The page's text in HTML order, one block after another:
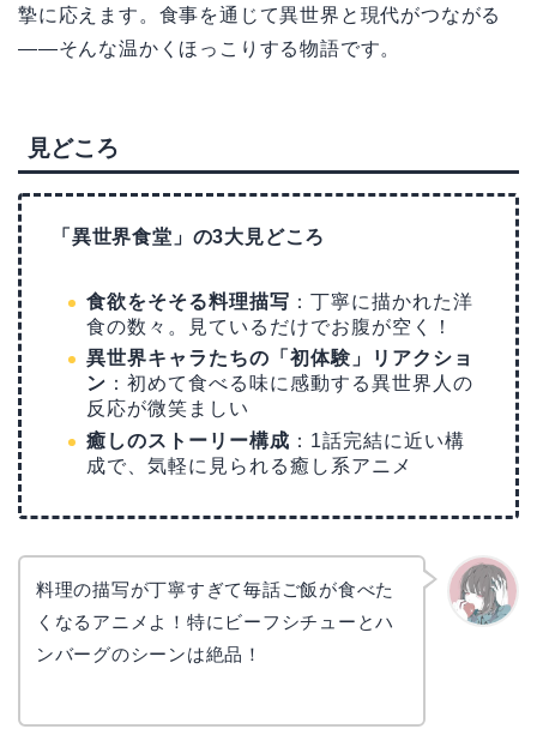
摯に応えます。食事を通じて異世界と現代がつながる
——そんな温かくほっこりする物語です。
見どころ
「異世界食堂」の3大見どころ
食欲をそそる料理描写 ：丁寧に描かれた洋
食の数々。見ているだけでお腹が空く！
異世界キャラたちの「初体験」リアクショ
ン ：初めて食べる味に感動する異世界人の
反応が微笑ましい
癒しのストーリー構成 ：1話完結に近い構
成で、気軽に見られる癒し系アニメ
料理の描写が丁寧すぎて毎話ご飯が食べた
くなるアニメよ！特にビーフシチューとハ
ンバーグのシーンは絶品！